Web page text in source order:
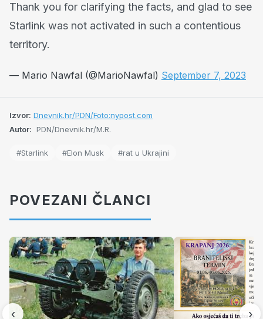
Thank you for clarifying the facts, and glad to see
Starlink was not activated in such a contentious
territory.
— Mario Nawfal (@MarioNawfal) September 7, 2023
Izvor: Dnevnik.hr/PDN/Foto:nypost.com
Autor: PDN/Dnevnik.hr/M.R.
#Starlink #Elon Musk #rat u Ukrajini
POVEZANI ČLANCI
‹ ›